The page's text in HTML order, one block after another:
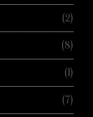
(2)
(8)
(1)
(7)